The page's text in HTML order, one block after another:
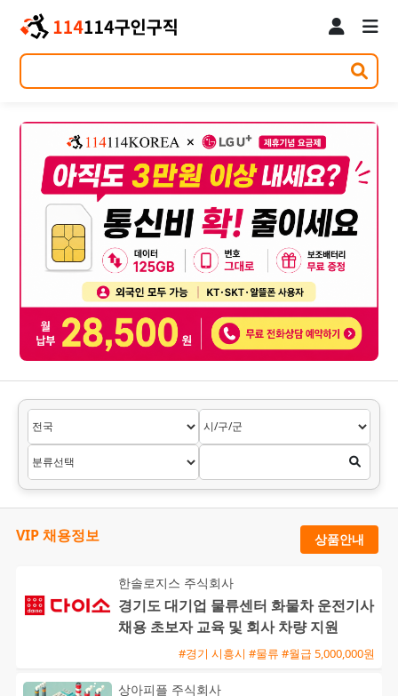
VIP 채용정보 상품안내
한솔로지스 주식회사
경기도 대기업 물류센터 화물차 운전기사
채용 초보자 교육 및 회사 차량 지원
#경기 시흥시 #물류 #월급 5,000,000원
상아피플 주식회사